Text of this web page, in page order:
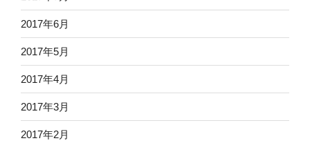
2017年6月
2017年5月
2017年4月
2017年3月
2017年2月